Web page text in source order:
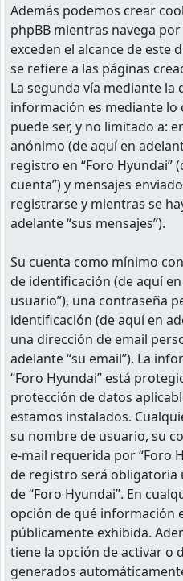
Además podemos crear
phpBB mientras navega por
exceden el alcance de este
se refiere a las páginas
La segunda vía mediante la
información es mediante lo
puede ser, y no limitado a:
anónimo (de aquí en
registro en “Foro Hyundai”
cuenta”) y mensajes
registrarse y mientras se
adelante “sus mensajes”).
Su cuenta como mínimo
de identificación (de aquí
usuario”), una contraseña
identificación (de aquí en
una dirección de email
adelante “su email”). La
“Foro Hyundai” está
protección de datos
estamos instalados.
su nombre de usuario, su
e-mail requerida por “Foro
de registro será obligatoria
de “Foro Hyundai”. En
opción de qué información
públicamente exhibida.
tiene la opción de activar o
generados